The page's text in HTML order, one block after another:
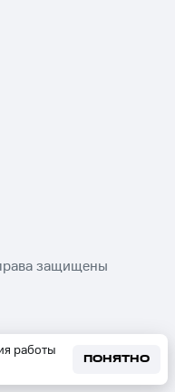
работы
ПОНЯТНО
защищены